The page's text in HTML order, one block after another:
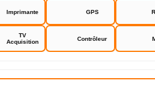
Imprimante GPS
TV
Acquisition
Contrôleur
BenQ Display Pilot